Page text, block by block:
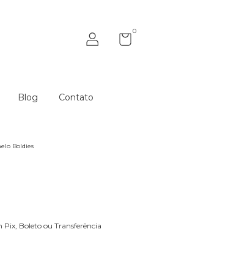
0
Blog Contato
Boldies
Boleto ou Transferência